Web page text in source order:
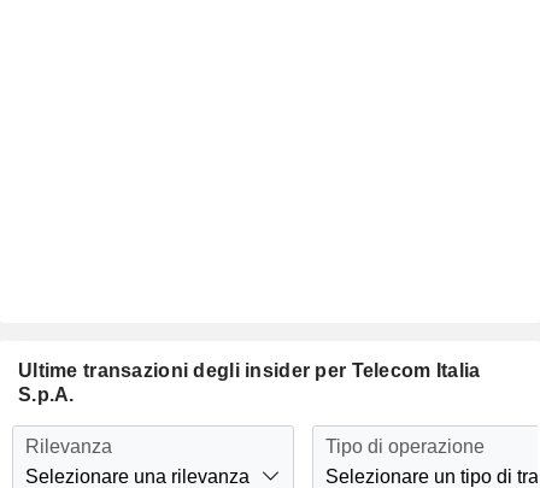
Ultime transazioni degli insider per Telecom Italia
S.p.A.
Rilevanza
Selezionare una rilevanza
Tipo di operazione
Selezionare un tipo di